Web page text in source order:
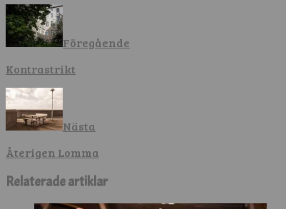
Föregående
Kontrastrikt
Nästa
Återigen Lomma
Relaterade artiklar